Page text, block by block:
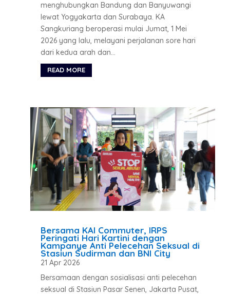
menghubungkan Bandung dan Banyuwangi
lewat Yogyakarta dan Surabaya. KA
Sangkuriang beroperasi mulai Jumat, 1 Mei
2026 yang lalu, melayani perjalanan sore hari
dari kedua arah dan...
READ MORE
Bersama KAI Commuter, IRPS
Peringati Hari Kartini dengan
Kampanye Anti Pelecehan Seksual di
Stasiun Sudirman dan BNI City
21 Apr 2026
Bersamaan dengan sosialisasi anti pelecehan
seksual di Stasiun Pasar Senen, Jakarta Pusat,